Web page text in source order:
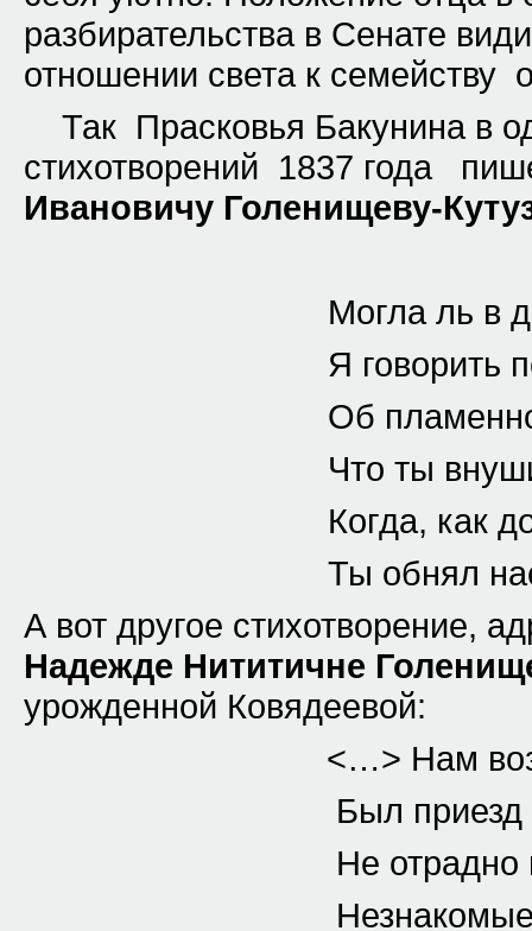
разбирательства в Сенате
отношении света к семейству
Так Прасковья Бакунина в
стихотворений 1837 года
Ивановичу Голенищеву-
Могла ль в день
Я говорить
Об пламенной
Что ты внушил в
Когда, как
Ты обнял нас при
А вот другое стихотворение,
Надежде Нититичне
урожденной Ковядеевой:
<…> Нам возврат
Был приезд к
Не отрадно
Незнакомые